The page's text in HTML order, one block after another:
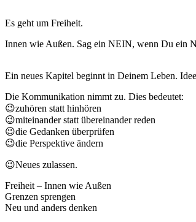
Es geht um Freiheit.
Innen wie Außen. Sag ein NEIN, wenn Du ein
Ein neues Kapitel beginnt in Deinem Leben.
Die Kommunikation nimmt zu. Dies bedeutet:
😉zuhören statt hinhören
😉miteinander statt übereinander reden
😉die Gedanken überprüfen
😉die Perspektive ändern
😉Neues zulassen.
Freiheit – Innen wie Außen
Grenzen sprengen
Neu und anders denken